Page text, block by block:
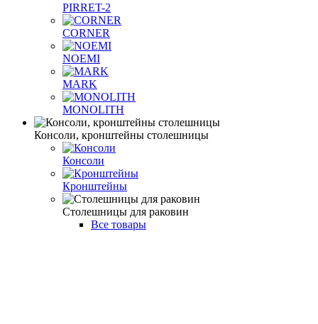
PIRRET-2
CORNER
NOEMI
MARK
MONOLITH
Консоли, кронштейны столешницы
Консоли
Кронштейны
Столешницы для раковин
Все товары